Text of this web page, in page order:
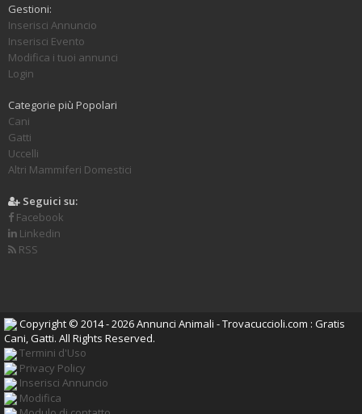
Gestioni:
Inserisci Annuncio
Inserisci Evento
Modifica i tuoi annunci
Login
Categorie più Popolari
Cani
Gatti
Uccelli
Altri Mammiferi Domestici
Seguici su:
Facebook
Linkedin
RSS
Copyright © 2014 - 2026 Annunci Animali - Trovacuccioli.com : Gratis
Cani, Gatti. All Rights Reserved.
Termini d'Uso
Privacy Policy
Inserisci Annuncio
Modifica